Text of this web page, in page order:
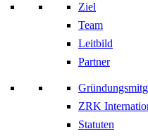
Ziel
Team
Leitbild
Partner
ZRK
Statuten